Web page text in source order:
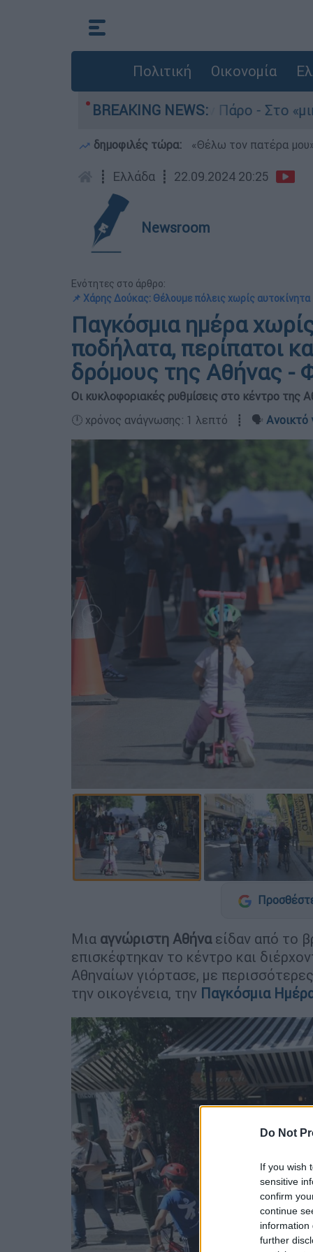
Do Not
If you wish
sensitive
confirm
continue
information
further
Πολιτική Οικονομία
BREAKING NEWS:
4χρονου στην Πάρο - Στο «μικροσκόπιο» ο
δημοφιλές τώρα: «Θέλω τον πατέρα
┋ Ελλάδα ┋ 22.09.2024 20:25
Newsroom
Ενότητες στο άρθρο:
📌 Χάρης Δούκας: Θέλουμε πόλεις χωρίς
Παγκόσμια ημέρα
ποδήλατα, περίπατοι
δρόμους της Αθήνας -
Οι κυκλοφοριακές ρυθμίσεις στο κέντρο της
🕛 χρόνος ανάγνωσης: 1 λεπτό ┋ 🗣️ Ανοικτό
Μια αγνώριστη Αθήναείδαν από το
επισκέφτηκαν το κέντρο και
Αθηναίων γιόρτασε, με
την οικογένεια, την Παγκόσμια